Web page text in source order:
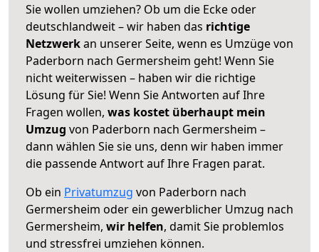
Sie wollen umziehen? Ob um die Ecke oder
deutschlandweit – wir haben das richtige
Netzwerkan unserer Seite, wenn es Umzüge von
Paderborn nach Germersheim geht! Wenn Sie
nicht weiterwissen – haben wir die richtige
Lösung für Sie! Wenn Sie Antworten auf Ihre
Fragen wollen, was kostet überhaupt mein
Umzug von Paderborn nach Germersheim –
dann wählen Sie sie uns, denn wir haben immer
die passende Antwort auf Ihre Fragen parat.
Ob ein Privatumzug von Paderborn nach
Germersheim oder ein gewerblicher Umzug nach
Germersheim, wir helfen, damit Sie problemlos
und stressfrei umziehen können.